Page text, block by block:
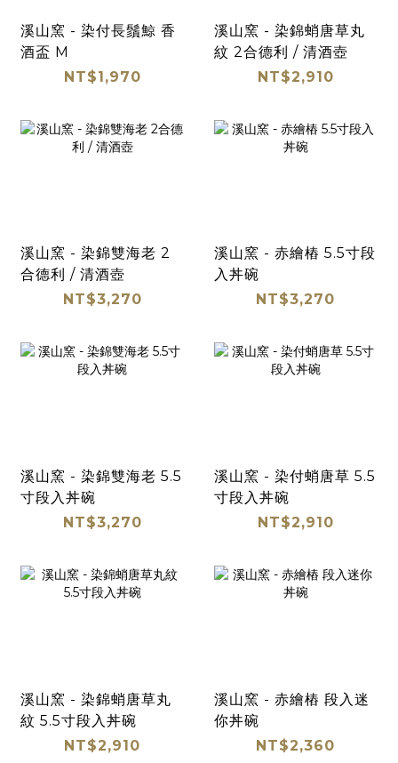
溪山窯 - 染付長鬚鯨 香
酒盃 M
NT$1,970
溪山窯 - 染錦蛸唐草丸
紋 2合德利 / 清酒壺
NT$2,910
溪山窯 - 染錦雙海老 2
合德利 / 清酒壺
NT$3,270
溪山窯 - 赤繪樁 5.5寸段
入丼碗
NT$3,270
溪山窯 - 染錦雙海老 5.5
寸段入丼碗
NT$3,270
溪山窯 - 染付蛸唐草 5.5
寸段入丼碗
NT$2,910
溪山窯 - 染錦蛸唐草丸
紋 5.5寸段入丼碗
NT$2,910
溪山窯 - 赤繪樁 段入迷
你丼碗
NT$2,360